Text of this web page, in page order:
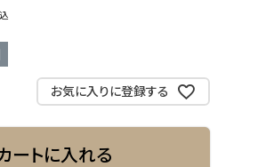
お気に入りに登録する
ートに入れる